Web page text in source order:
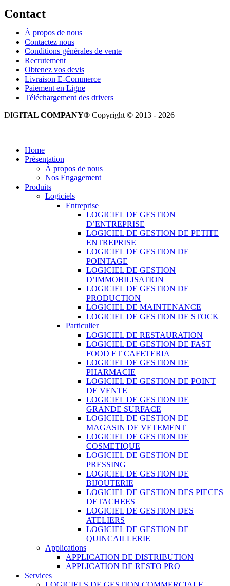
Contact
À propos de nous
Contactez nous
Conditions générales de vente
Recrutement
Obtenez vos devis
Livraison E-Commerce
Paiement en Ligne
Téléchargement des drivers
DIGITAL COMPANY® Copyright © 2013 - 2026
Home
Présentation
À propos de nous
Nos Engagement
Produits
Logiciels
Entreprise
LOGICIEL DE GESTION
D’ENTREPRISE
LOGICIEL DE GESTION DE PETITE
ENTREPRISE
LOGICIEL DE GESTION DE
POINTAGE
LOGICIEL DE GESTION
D’IMMOBILISATION
LOGICIEL DE GESTION DE
PRODUCTION
LOGICIEL DE MAINTENANCE
LOGICIEL DE GESTION DE STOCK
Particulier
LOGICIEL DE RESTAURATION
LOGICIEL DE GESTION DE FAST
FOOD ET CAFETERIA
LOGICIEL DE GESTION DE
PHARMACIE
LOGICIEL DE GESTION DE POINT
DE VENTE
LOGICIEL DE GESTION DE
GRANDE SURFACE
LOGICIEL DE GESTION DE
MAGASIN DE VETEMENT
LOGICIEL DE GESTION DE
COSMETIQUE
LOGICIEL DE GESTION DE
PRESSING
LOGICIEL DE GESTION DE
BIJOUTERIE
LOGICIEL DE GESTION DES PIECES
DETACHEES
LOGICIEL DE GESTION DES
ATELIERS
LOGICIEL DE GESTION DE
QUINCAILLERIE
Applications
APPLICATION DE DISTRIBUTION
APPLICATION DE RESTO PRO
Services